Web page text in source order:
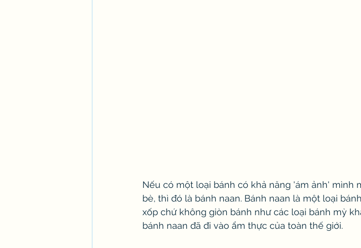
Nếu có một loại bánh có khả năng 'ám ảnh' mình
bè, thì đó là bánh naan. Bánh naan là một loại
xốp chứ không giòn bánh như các loại bánh mỳ
bánh naan đã đi vào ẩm thực của toàn thế giới.